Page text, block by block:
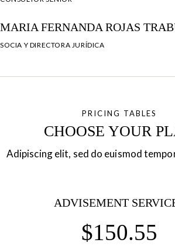
MARIA FERNANDA ROJAS
SOCIA Y DIRECTORA JURÍDICA
PRICING TABLES
CHOOSE YOUR
Adipiscing elit, sed do euismod
ADVISEMENT
$150.55